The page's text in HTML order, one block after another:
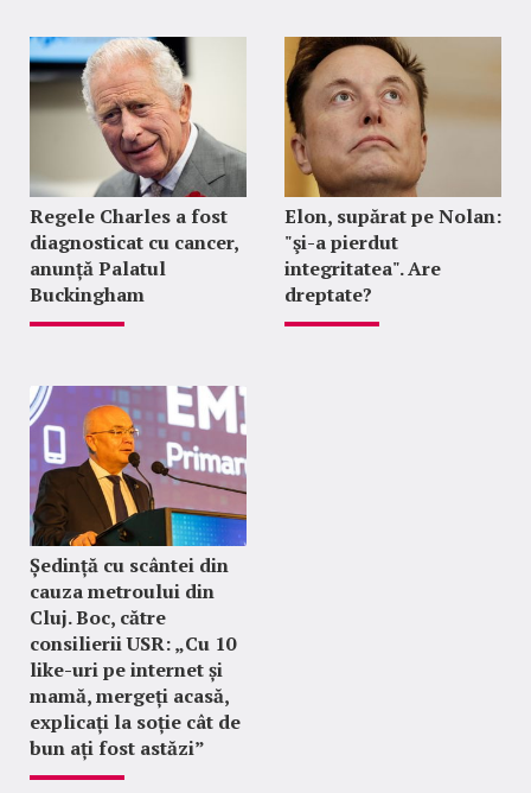
Regele Charles a fost
diagnosticat cu cancer,
anunță Palatul
Buckingham
Elon, supărat pe Nolan:
"şi-a pierdut
integritatea". Are
dreptate?
Ședință cu scântei din
cauza metroului din
Cluj. Boc, către
consilierii USR: „Cu 10
like-uri pe internet și
mamă, mergeți acasă,
explicați la soție cât de
bun ați fost astăzi”